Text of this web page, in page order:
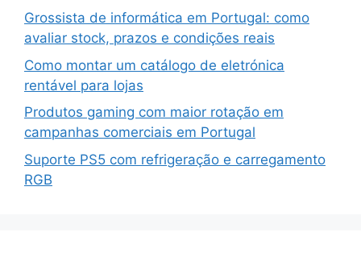
Grossista de informática em Portugal: como
avaliar stock, prazos e condições reais
Como montar um catálogo de eletrónica
rentável para lojas
Produtos gaming com maior rotação em
campanhas comerciais em Portugal
Suporte PS5 com refrigeração e carregamento
RGB